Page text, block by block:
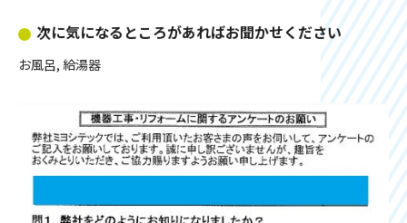
次に気になるところがあればお聞かせください
お風呂, 給湯器